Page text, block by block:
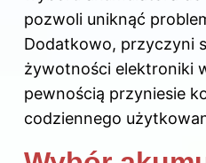
pozwoli uniknąć
Dodatkowo, przyczyni
żywotności elektroniki
pewnością przyniesie
codziennego